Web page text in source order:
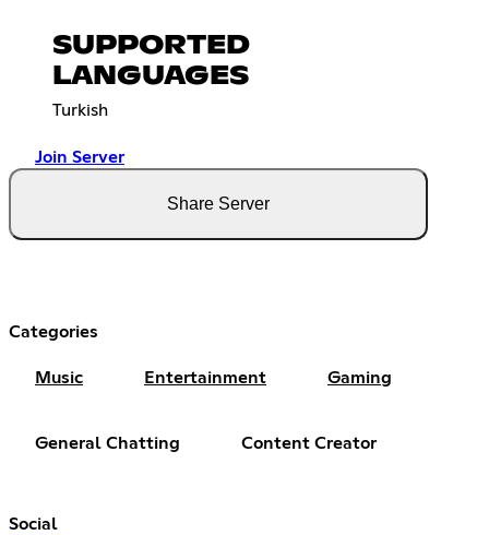
SUPPORTED
LANGUAGES
Turkish
Join Server
Share Server
Categories
Music Entertainment Gaming
General Chatting Content Creator
Social